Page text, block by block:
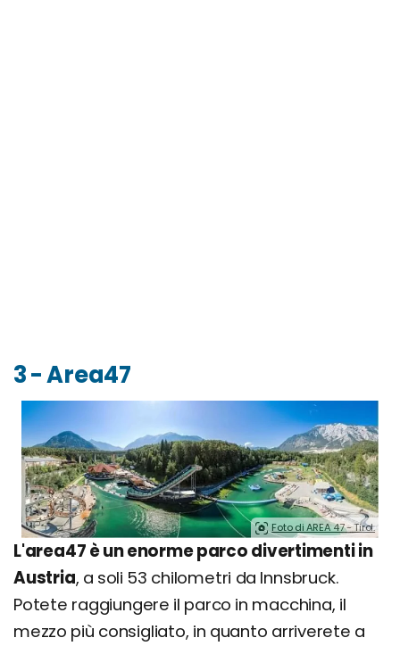
3 - Area47
Foto di AREA 47 - Tirol.
L'area47 è un enorme parco divertimenti in
Austria, a soli 53 chilometri da Innsbruck.
Potete raggiungere il parco in macchina, il
mezzo più consigliato, in quanto arriverete a